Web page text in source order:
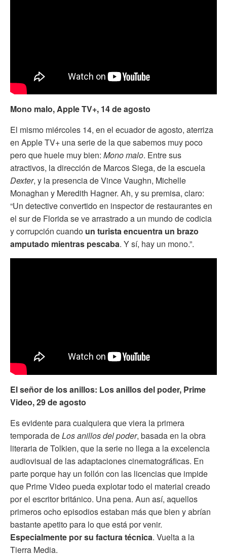
Mono malo, Apple TV+, 14 de agosto
El mismo miércoles 14, en el ecuador de agosto, aterriza
en Apple TV+ una serie de la que sabemos muy poco
pero que huele muy bien: Mono malo. Entre sus
atractivos, la dirección de Marcos Siega, de la escuela
Dexter, y la presencia de Vince Vaughn, Michelle
Monaghan y Meredith Hagner. Ah, y su premisa, claro:
“Un detective convertido en inspector de restaurantes en
el sur de Florida se ve arrastrado a un mundo de codicia
y corrupción cuando un turista encuentra un brazo
amputado mientras pescaba. Y sí, hay un mono.”.
El señor de los anillos: Los anillos del poder, Prime
Video, 29 de agosto
Es evidente para cualquiera que viera la primera
temporada deLos anillos del poder, basada en la obra
literaria de Tolkien, que la serie no llega a la excelencia
audiovisual de las adaptaciones cinematográficas. En
parte porque hay un follón con las licencias que impide
que Prime Video pueda explotar todo el material creado
por el escritor británico. Una pena. Aun así, aquellos
primeros ocho episodios estaban más que bien y abrían
bastante apetito para lo que está por venir.
Especialmente por su factura técnica. Vuelta a la
Tierra Media.